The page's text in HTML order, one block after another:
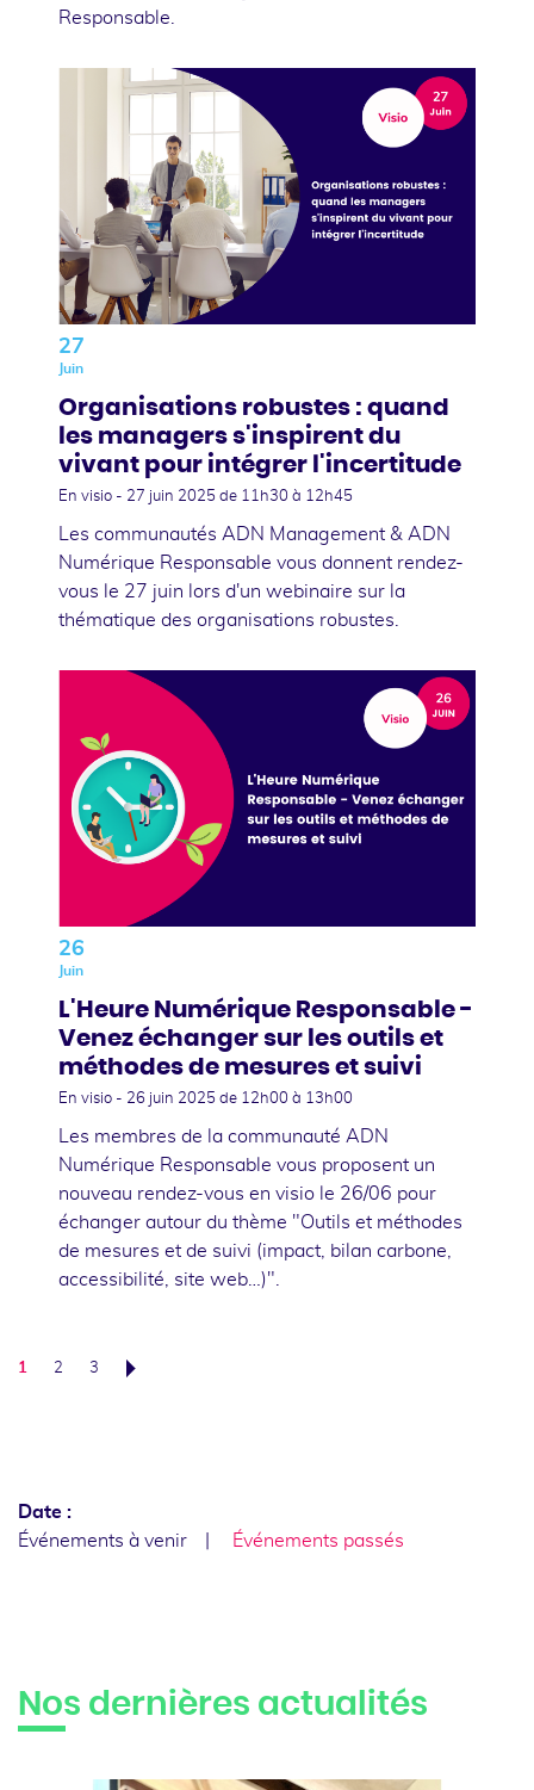
Responsable.
27
Juin
Organisations robustes : quand
les managers s'inspirent du
vivant pour intégrer l'incertitude
En visio - 27 juin 2025 de 11h30 à 12h45
Les communautés ADN Management & ADN
Numérique Responsable vous donnent rendez-
vous le 27 juin lors d'un webinaire sur la
thématique des organisations robustes.
26
Juin
L'Heure Numérique Responsable -
Venez échanger sur les outils et
méthodes de mesures et suivi
En visio - 26 juin 2025 de 12h00 à 13h00
Les membres de la communauté ADN
Numérique Responsable vous proposent un
nouveau rendez-vous en visio le 26/06 pour
échanger autour du thème "Outils et méthodes
de mesures et de suivi (impact, bilan carbone,
accessibilité, site web…)".
1 2 3
Date :
Événements à venir
Événements passés
Nos dernières actualités